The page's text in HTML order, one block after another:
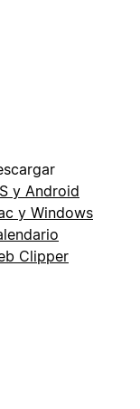
y Android
y Windows
Clipper